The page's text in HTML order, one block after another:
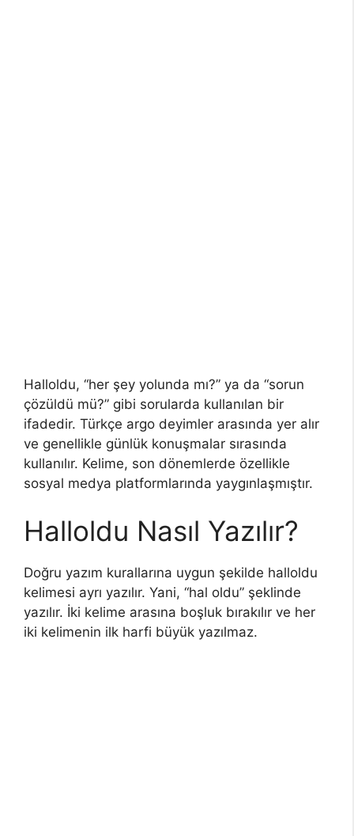
Halloldu, “her şey yolunda mı?” ya da “sorun
çözüldü mü?” gibi sorularda kullanılan bir
ifadedir. Türkçe argo deyimler arasında yer alır
ve genellikle günlük konuşmalar sırasında
kullanılır. Kelime, son dönemlerde özellikle
sosyal medya platformlarında yaygınlaşmıştır.
Halloldu Nasıl Yazılır?
Doğru yazım kurallarına uygun şekilde halloldu
kelimesi ayrı yazılır. Yani, “hal oldu” şeklinde
yazılır. İki kelime arasına boşluk bırakılır ve her
iki kelimenin ilk harfi büyük yazılmaz.